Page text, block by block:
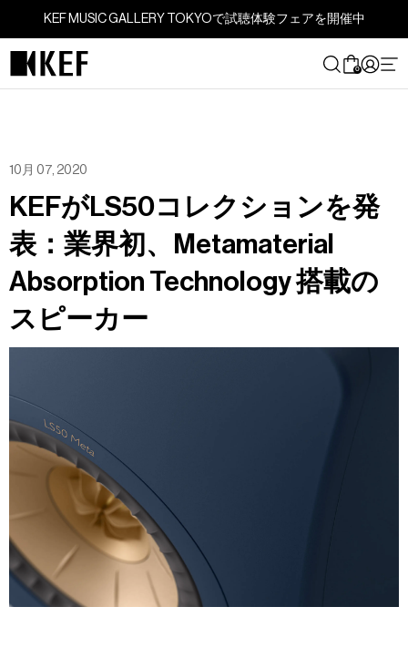
テ
ツ
ッ
る
KEF MUSIC GALLERY TOKYOで試聴体験フェアを開催中
0
10月 07, 2020
KEFがLS50コレクションを発
表：業界初、Metamaterial
Absorption Technology 搭載の
スピーカー